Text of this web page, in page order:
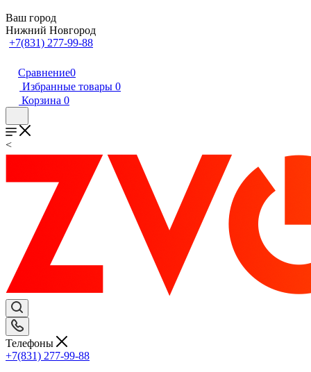
Ваш город
Нижний Новгород
+7(831) 277-99-88
Сравнение0
Избранные товары 0
Корзина 0
<
Телефоны
+7(831) 277-99-88